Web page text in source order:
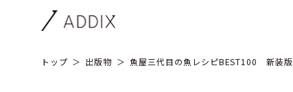
トップ 出版物 魚屋三代目の魚レシピBEST100 新装版